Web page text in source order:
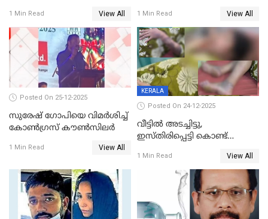
1 Min Read View All 1 Min Read View All
Posted On 25-12-2025
സുരേഷ് ഗോപിയെ വിമര്‍ശിച്ച്
കോണ്‍ഗ്രസ് കൗണ്‍സിലര്‍
1 Min Read View All
KERALA
Posted On 24-12-2025
വീട്ടിൽ അടച്ചിട്ടു,
ഇസ്തിരിപ്പെട്ടി കൊണ്ട്
ഗർഭിണിയായ യുവതിക്ക് ക്രൂര
1 Min Read View All